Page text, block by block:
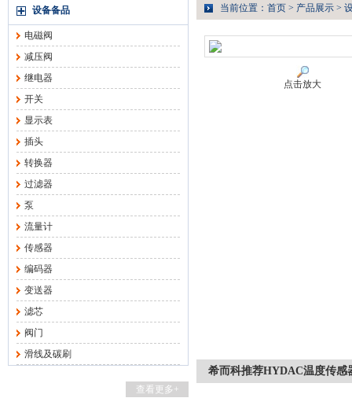
设备备品
电磁阀
减压阀
继电器
开关
显示表
插头
转换器
过滤器
泵
流量计
传感器
编码器
变送器
滤芯
阀门
滑线及碳刷
查看更多+
当前位置： 首页 > 产品展示 >
点击放大
希而科推荐HYDAC温度传感